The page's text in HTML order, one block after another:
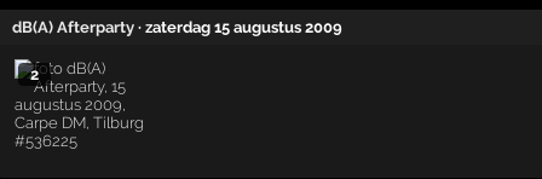
dB(A) Afterparty · zaterdag 15 augustus 2009
2